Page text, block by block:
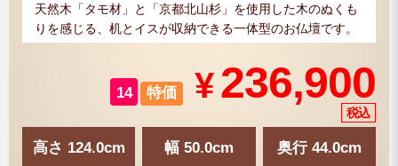
天然木「タモ材」と「京都北山杉」を使用した木のぬくも
りを感じる、机とイスが収納できる一体型のお仏壇です。
14 特価 ¥ 236,900
高さ 124.0cm 幅 50.0cm 奥行 44.0cm